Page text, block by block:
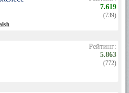
7.619
(739)
Рейтинг:
5.863
(772)